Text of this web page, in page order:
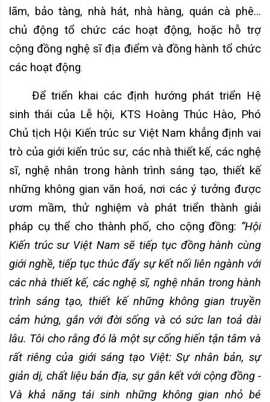
lãm, bảo tàng, nhà hát, nhà hàng, quán cà phê…
chủ động tổ chức các hoạt động, hoặc hỗ trợ
cộng đồng nghệ sĩ địa điểm và đồng hành tổ chức
các hoạt động.
Để triển khai các định hướng phát triển Hệ
sinh thái của Lễ hội, KTS Hoàng Thúc Hào, Phó
Chủ tịch Hội Kiến trúc sư Việt Nam khẳng định vai
trò của giới kiến trúc sư, các nhà thiết kế, các nghệ
sĩ, nghệ nhân trong hành trình sáng tạo, thiết kế
những không gian văn hoá, nơi các ý tưởng được
ươm mầm, thử nghiệm và phát triển thành giải
pháp cụ thể cho thành phố, cho cộng đồng: “Hội
Kiến trúc sư Việt Nam sẽ tiếp tục đồng hành cùng
giới nghề, tiếp tục thúc đẩy sự kết nối liên ngành với
các nhà thiết kế, các nghệ sĩ, nghệ nhân trong hành
trình sáng tạo, thiết kế những không gian truyền
cảm hứng, gắn với đời sống và có sức lan toả dài
lâu. Tôi cho rằng đó là một sự cống hiến tận tâm và
rất riêng của giới sáng tạo Việt: Sự nhân bản, sự
giản dị, chất liệu bản địa, sự gắn kết với cộng đồng -
Và khả năng tái sinh những không gian nhỏ bé